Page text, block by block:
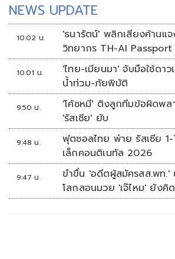
NEWS UPDATE
10:02 น.
'ธนารัตน์' พลิกเสียงค้านแจ
วิทยากร TH-AI Passport
เหมาะสม ชูจุดเด่นคนไทยได้
ลดเหลื่อมล้ำทางเทคโนโลยี
กว่า900ล้าน เชื่อหากใช้เต็
ย่อยยับ
10:01 น.
'ไทย-เมียนมา' จับมือใช้ดา
น้ำท่วม-ภัยพิบัติ
9:50 น.
'โค้ชหมี' ติงลูกทีมข้อผิดพ
'รัสเซีย' ยับ
9:48 น.
ฟุตซอลไทย พ่าย รัสเซีย
เล็กคอนติเนทัล 2026
9:47 น.
ขำขื่น 'อดีตผู้สมัครสส.พท.'
โลกสอนมวย 'เจ๊ไหม' ยังคิ
เดิม